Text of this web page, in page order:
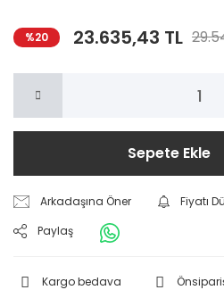
%20 23.635,43 TL
Sepete Ekle
Arkadaşına Öner
Fiyatı
Paylaş
Kargo bedava